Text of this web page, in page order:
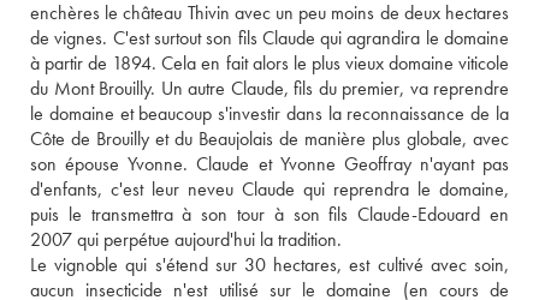
enchères le château Thivin avec un peu moins de deux hectares
de vignes. C'est surtout son fils Claude qui agrandira le domaine
à partir de 1894. Cela en fait alors le plus vieux domaine viticole
du Mont Brouilly. Un autre Claude, fils du premier, va reprendre
le domaine et beaucoup s'investir dans la reconnaissance de la
Côte de Brouilly et du Beaujolais de manière plus globale, avec
son épouse Yvonne. Claude et Yvonne Geoffray n'ayant pas
d'enfants, c'est leur neveu Claude qui reprendra le domaine,
puis le transmettra à son tour à son fils Claude-Edouard en
2007 qui perpétue aujourd'hui la tradition.
Le vignoble qui s'étend sur 30 hectares, est cultivé avec soin,
aucun insecticide n'est utilisé sur le domaine (en cours de